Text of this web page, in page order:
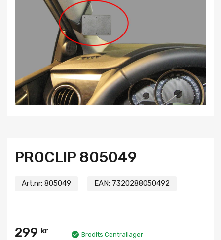
PROCLIP 805049
Art.nr: 805049 EAN: 7320288050492
299 kr Brodits Centrallager